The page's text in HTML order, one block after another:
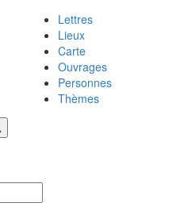
Lettres
Lieux
Carte
Ouvrages
Personnes
Thèmes